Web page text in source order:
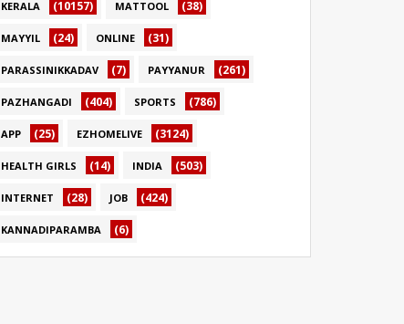
KERALA (10157) MATTOOL (38)
MAYYIL (24) ONLINE (31)
PARASSINIKKADAV (7) PAYYANUR (261)
PAZHANGADI (404) SPORTS (786)
APP (25) EZHOMELIVE (3124)
HEALTH GIRLS (14) INDIA (503)
INTERNET (28) JOB (424)
KANNADIPARAMBA (6)